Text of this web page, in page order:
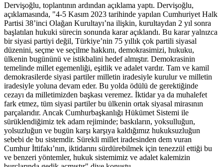
Dervişoğlu, toplantının ardından açıklama yaptı. Dervişoğlu,
açıklamasında, "4-5 Kasım 2023 tarihinde yapılan Cumhuriyet Halk
Partisi 38’inci Olağan Kurultayı’na ilişkin, kurultaydan 2 yıl sonra
başlatılan hukuki sürecin sonunda karar açıklandı. Bu karar yalnızca
bir siyasi partiyi değil, Türkiye’nin 75 yıllık çok partili siyasal
düzenini, seçme ve seçilme hakkını, demokrasimizi, hukuku,
ülkenin bugününü ve istikbalini hedef almıştır. Demokrasinin
temelinde millet egemenliği, eşitlik ve adalet vardır. Tam ve kamil
demokrasilerde siyasi partiler milletin iradesiyle kurulur ve milletin
iradesiyle yoluna devam eder. Bu yolda ödülü de gerektiğinde
cezayı da milletimizden başkası veremez. İktidar ya da muhalefet
fark etmez, tüm siyasi partiler bu ülkenin ortak siyasal mirasının
parçalarıdır. Ancak Cumhurbaşkanlığı Hükümet Sistemi ile
sürüklendiğimiz tek adam rejiminde; baskıların, yoksulluğun,
yolsuzluğun ve bugün karşı karşıya kaldığımız hukuksuzluğun
sebebi de bu sistemdir. Sürekli millet iradesinden dem vuran
Cumhur İttifakı’nın, iktidarını sürdürebilmek için tenezzül ettiği bu
ve benzeri yöntemler, hukuk sistemimiz ve adalet kalemizin